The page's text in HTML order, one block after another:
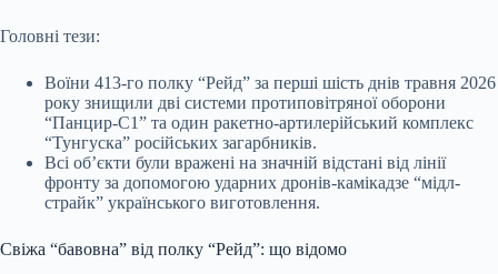
Головні тези:
Воїни 413-го полку “Рейд” за перші шість днів травня 2026
року знищили дві системи протиповітряної оборони
“Панцир-С1” та один ракетно-артилерійський комплекс
“Тунгуска” російських загарбників.
Всі об’єкти були вражені на значній відстані від лінії
фронту за допомогою ударних дронів-камікадзе “мідл-
страйк” українського виготовлення.
Свіжа “бавовна” від полку “Рейд”: що відомо